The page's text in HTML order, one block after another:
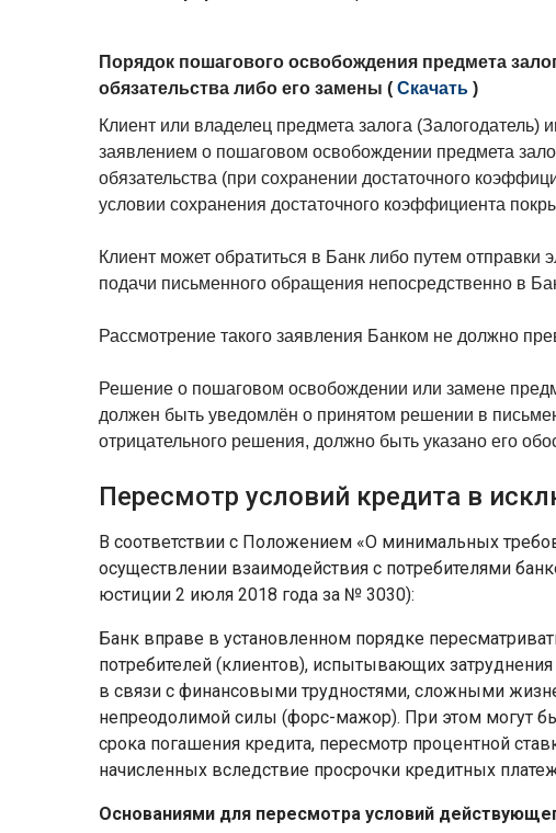
Порядок пошагового освобождения предмета
обязательства либо его замены ( Скачать )
Клиент или владелец предмета залога (Залогодатель)
заявлением о пошаговом освобождении предмета
обязательства (при сохранении достаточного
условии сохранения достаточного коэффициента
Клиент может обратиться в Банк либо путем отправки
подачи письменного обращения непосредственно в
Рассмотрение такого заявления Банком не должно
Решение о пошаговом освобождении или замене
должен быть уведомлён о принятом решении в
отрицательного решения, должно быть указано его
Пересмотр условий кредита в
В соответствии с Положением «О минимальных
осуществлении взаимодействия с потребителями
юстиции 2 июля 2018 года за № 3030):
Банк вправе в установленном порядке
потребителей (клиентов), испытывающих
в связи с финансовыми трудностями, сложными
непреодолимой силы (форс-мажор). При этом могут
срока погашения кредита, пересмотр процентной
начисленных вследствие просрочки кредитных
Основаниями для пересмотра условий